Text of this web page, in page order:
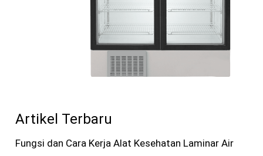
Artikel Terbaru
Fungsi dan Cara Kerja Alat Kesehatan Laminar Air